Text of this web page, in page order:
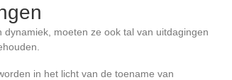
moeten ze ook tal van uitdagingen
in het licht van de toename van